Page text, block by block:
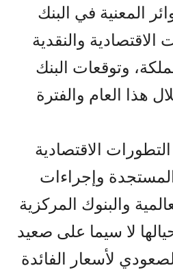
المعنية في البنك
والنقدية
وتوقعات البنك
هذا العام والفترة
الاقتصادية
المستجدة وإجراءات
والبنوك المركزية
لا سيما على صعيد
لأسعار الفائدة